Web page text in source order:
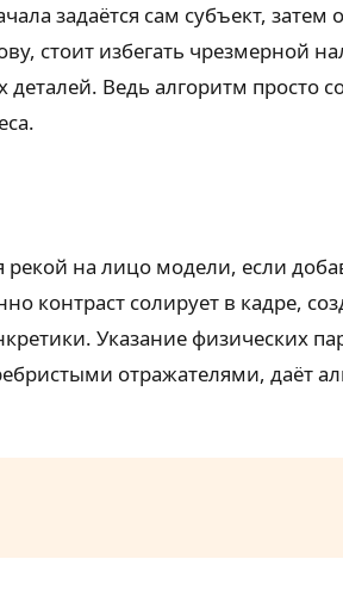
задаётся сам субъект, затем
стоит избегать чрезмерной
Ведь алгоритм просто
на лицо модели, если
контраст солирует в кадре,
Указание физических
отражателями, даёт